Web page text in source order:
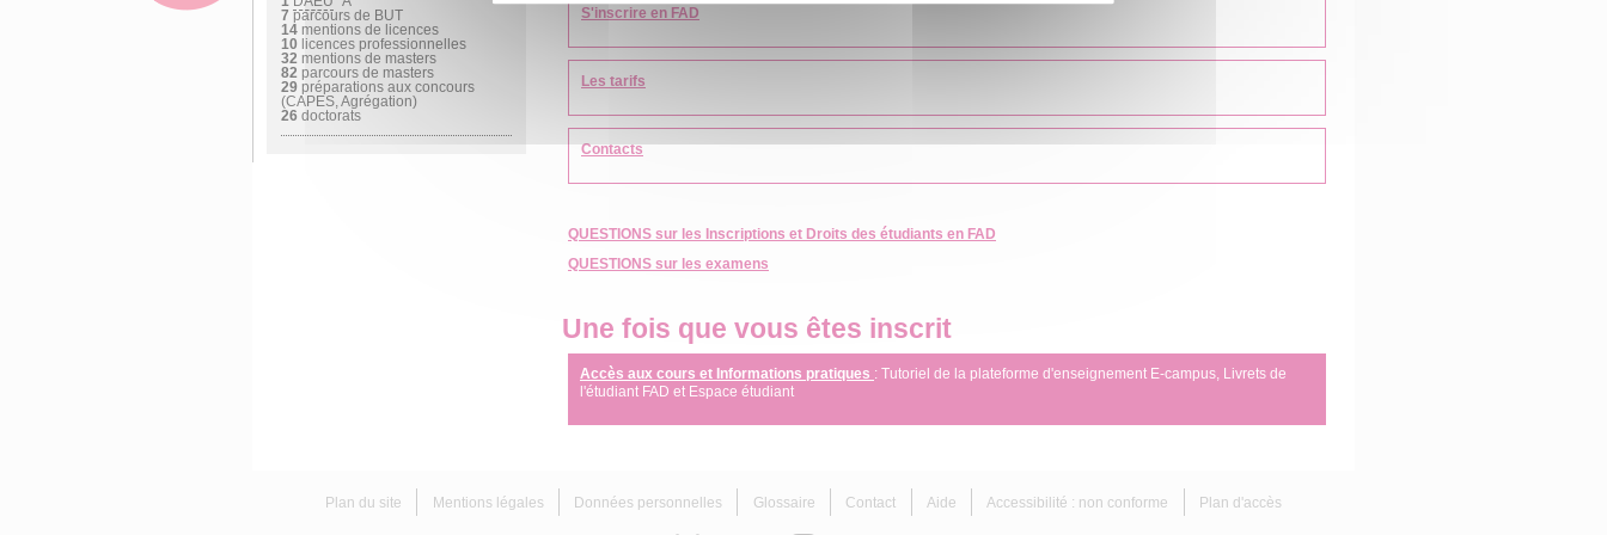
7 parcours de BUT
14 mentions de licences
10 licences professionnelles
32 mentions de masters
82 parcours de masters
29 préparations aux concours
(CAPES, Agrégation)
26 doctorats
S'inscrire en FAD
Les tarifs
Contacts
QUESTIONS sur les Inscriptions et Droits des étudiants en FAD
QUESTIONS sur les examens
Une fois que vous êtes inscrit
Accès aux cours et Informations pratiques : Tutoriel de la plateforme d'enseignement E-campus, Livrets de
l'étudiant FAD et Espace étudiant
Plan du site Mentions légales Données personnelles Glossaire Contact Aide Accessibilité : non conforme Plan d'accès